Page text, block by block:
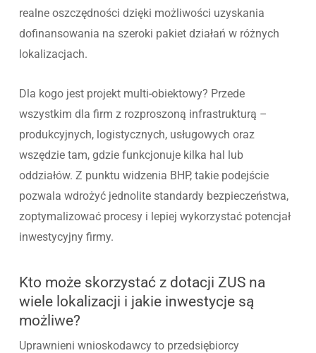
realne oszczędności dzięki możliwości uzyskania
dofinansowania na szeroki pakiet działań w różnych
lokalizacjach.
Dla kogo jest projekt multi-obiektowy? Przede
wszystkim dla firm z rozproszoną infrastrukturą –
produkcyjnych, logistycznych, usługowych oraz
wszędzie tam, gdzie funkcjonuje kilka hal lub
oddziałów. Z punktu widzenia BHP, takie podejście
pozwala wdrożyć jednolite standardy bezpieczeństwa,
zoptymalizować procesy i lepiej wykorzystać potencjał
inwestycyjny firmy.
Kto może skorzystać z dotacji ZUS na
wiele lokalizacji i jakie inwestycje są
możliwe?
Uprawnieni wnioskodawcy to przedsiębiorcy